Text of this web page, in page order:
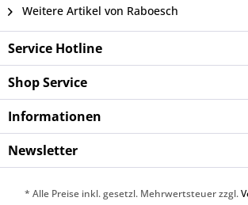
Weitere Artikel von Raboesch
Service Hotline
Shop Service
Informationen
Newsletter
* Alle Preise inkl. gesetzl. Mehrwertsteuer zzgl.